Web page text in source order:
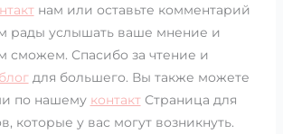
нам или оставьте комментарий
рады услышать ваше мнение и
сможем. Спасибо за чтение и
блогдля большего. Вы также можете
по нашему контактСтраница для
которые у вас могут возникнуть.